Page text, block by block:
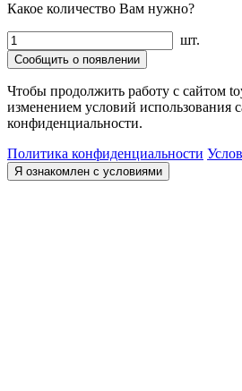
Какое количество Вам нужно?
шт.
Сообщить о появлении
Чтобы продолжить работу с сайтом
изменением условий использования
конфиденциальности.
Политика конфиденциальности
Я ознакомлен с условиями